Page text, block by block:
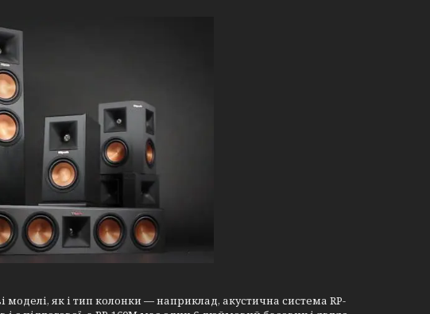
моделі, як і тип колонки — наприклад, акустична система RP-